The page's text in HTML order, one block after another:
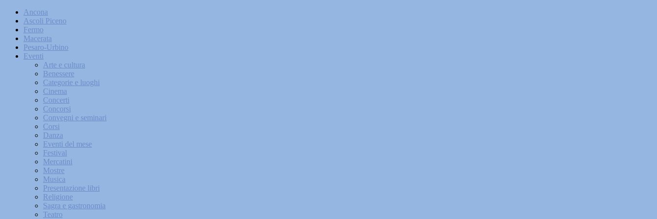
Ancona
Ascoli Piceno
Fermo
Macerata
Pesaro-Urbino
Eventi
Arte e cultura
Benessere
Categorie e luoghi
Cinema
Concerti
Concorsi
Convegni e seminari
Corsi
Danza
Eventi del mese
Festival
Mercatini
Mostre
Musica
Presentazione libri
Religione
Sagra e gastronomia
Teatro